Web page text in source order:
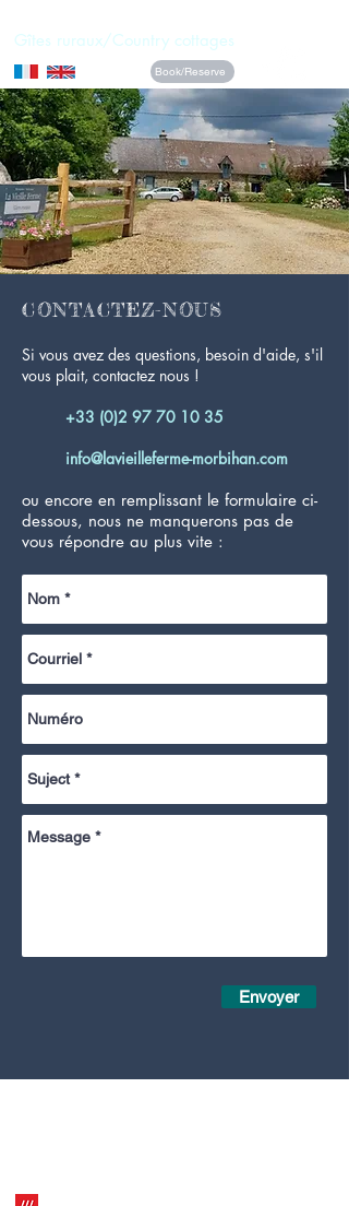
Gîtes ruraux/Country cottages
Book/Reserve
CONTACTEZ-NOUS
Si vous avez des questions, besoin d'aide, s'il
vous plait, contactez nous !
+33 (0)2 97 70 10 35
info@lavieilleferme-morbihan.com
ou encore en remplissant le formulaire ci-
dessous, nous ne manquerons pas de
vous répondre au plus vite :
Envoyer